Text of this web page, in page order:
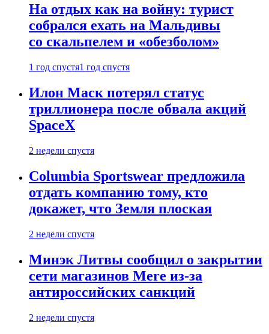
На отдых как на войну: турист
собрался ехать на Мальдивы
со скальпелем и «обезболом»
1 год спустя1 год спустя
Илон Маск потерял статус
триллионера после обвала акций
SpaceX
2 недели спустя
Columbia Sportswear предложила
отдать компанию тому, кто
докажет, что Земля плоская
2 недели спустя
Минэк Литвы сообщил о закрытии
сети магазинов Mere из-за
антироссийских санкций
2 недели спустя